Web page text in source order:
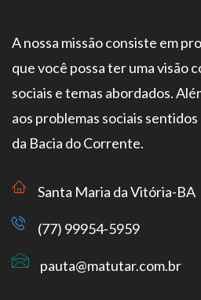
A nossa missão consiste em
que você possa ter uma visão
sociais e temas abordados.
aos problemas sociais
da Bacia do Corrente.
Santa Maria da Vitória-BA
(77) 99954-5959
pauta@matutar.com.br